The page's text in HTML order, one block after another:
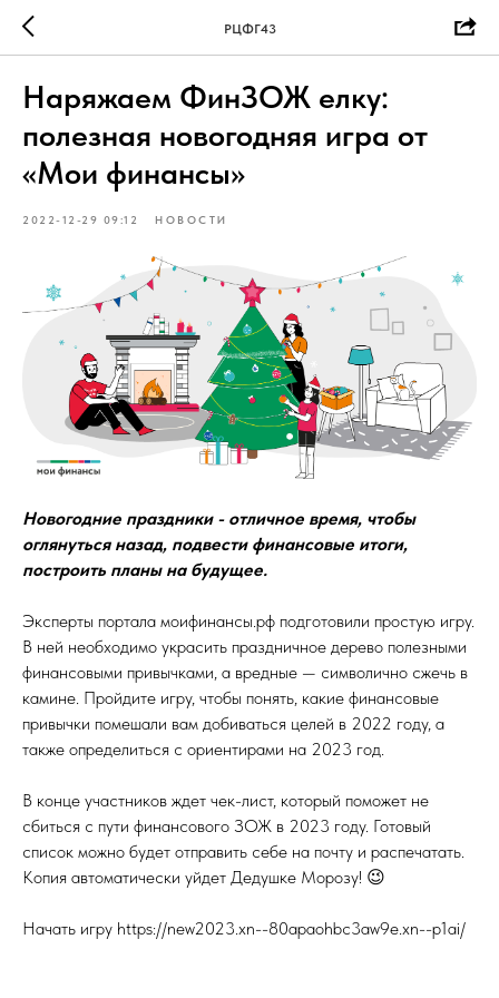
РЦФГ43
Наряжаем ФинЗОЖ елку:
полезная новогодняя игра от
«Мои финансы»
2022-12-29 09:12 НОВОСТИ
Новогодние праздники - отличное время, чтобы
оглянуться назад, подвести финансовые итоги,
построить планы на будущее.
Эксперты портала моифинансы.рф подготовили простую игру.
В ней необходимо украсить праздничное дерево полезными
финансовыми привычками, а вредные — символично сжечь в
камине. Пройдите игру, чтобы понять, какие финансовые
привычки помешали вам добиваться целей в 2022 году, а
также определиться с ориентирами на 2023 год.
В конце участников ждет чек-лист, который поможет не
сбиться с пути финансового ЗОЖ в 2023 году. Готовый
список можно будет отправить себе на почту и распечатать.
Копия автоматически уйдет Дедушке Морозу! 😉
Начать игру https://new2023.xn--80apaohbc3aw9e.xn--p1ai/